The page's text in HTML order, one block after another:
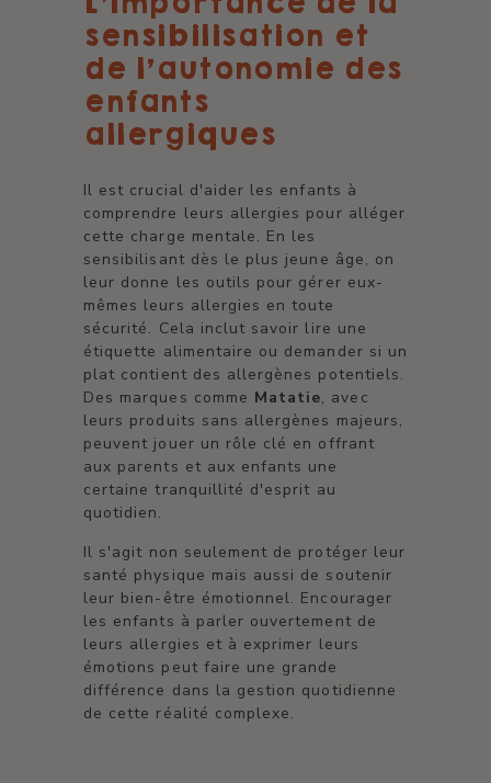
sensibilisation et
de l'autonomie des
enfants
allergiques
Il est crucial d'aider les enfants à
comprendre leurs allergies pour alléger
cette charge mentale. En les
sensibilisant dès le plus jeune âge, on
leur donne les outils pour gérer eux-
mêmes leurs allergies en toute
sécurité. Cela inclut savoir lire une
étiquette alimentaire ou demander si un
plat contient des allergènes potentiels.
Des marques comme Matatie, avec
leurs produits sans allergènes majeurs,
peuvent jouer un rôle clé en offrant
aux parents et aux enfants une
certaine tranquillité d'esprit au
quotidien.
Il s'agit non seulement de protéger leur
santé physique mais aussi de soutenir
leur bien-être émotionnel. Encourager
les enfants à parler ouvertement de
leurs allergies et à exprimer leurs
émotions peut faire une grande
différence dans la gestion quotidienne
de cette réalité complexe.